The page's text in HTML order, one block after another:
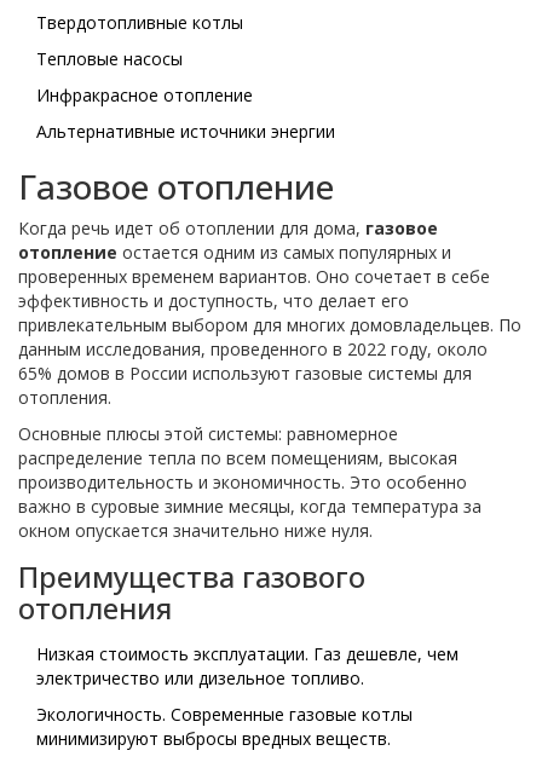
Твердотопливные котлы
Тепловые насосы
Инфракрасное отопление
Альтернативные источники энергии
Газовое отопление
Когда речь идет об отоплении для дома, газовое
отопление остается одним из самых популярных и
проверенных временем вариантов. Оно сочетает в себе
эффективность и доступность, что делает его
привлекательным выбором для многих домовладельцев. По
данным исследования, проведенного в 2022 году, около
65% домов в России используют газовые системы для
отопления.
Основные плюсы этой системы: равномерное
распределение тепла по всем помещениям, высокая
производительность и экономичность. Это особенно
важно в суровые зимние месяцы, когда температура за
окном опускается значительно ниже нуля.
Преимущества газового
отопления
Низкая стоимость эксплуатации. Газ дешевле, чем
электричество или дизельное топливо.
Экологичность. Современные газовые котлы
минимизируют выбросы вредных веществ.